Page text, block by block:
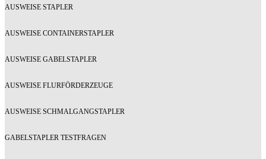
AUSWEISE STAPLER
AUSWEISE CONTAINERSTAPLER
AUSWEISE GABELSTAPLER
AUSWEISE FLURFÖRDERZEUGE
AUSWEISE SCHMALGANGSTAPLER
GABELSTAPLER TESTFRAGEN